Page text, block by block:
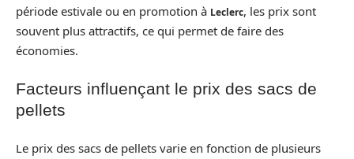
période estivale ou en promotion à Leclerc, les prix sont
souvent plus attractifs, ce qui permet de faire des
économies.
Facteurs influençant le prix des sacs de
pellets
Le prix des sacs de pellets varie en fonction de plusieurs